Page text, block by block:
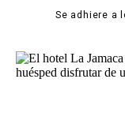
Se adhiere a